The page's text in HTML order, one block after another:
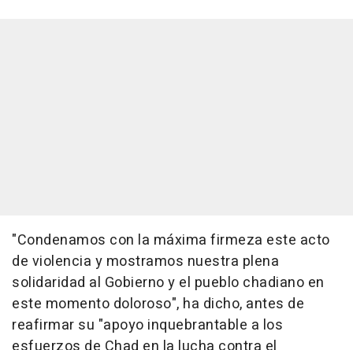
"Condenamos con la máxima firmeza este acto
de violencia y mostramos nuestra plena
solidaridad al Gobierno y el pueblo chadiano en
este momento doloroso", ha dicho, antes de
reafirmar su "apoyo inquebrantable a los